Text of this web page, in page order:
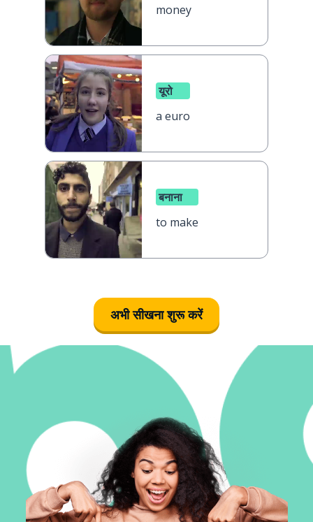
money
यूरो
a euro
बनाना
to make
अभी सीखना शुरू करें